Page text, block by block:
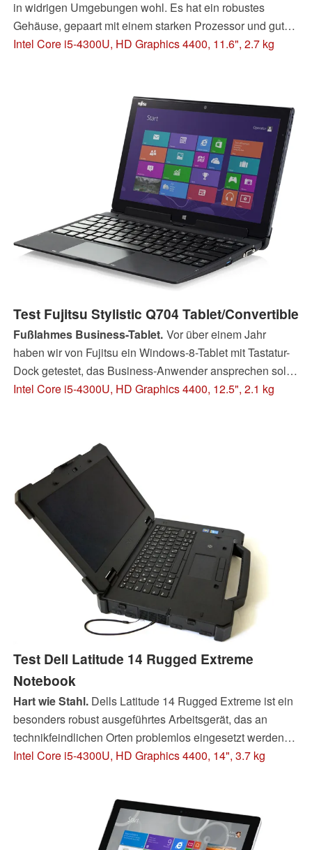
in widrigen Umgebungen wohl. Es hat ein robustes
Gehäuse, gepaart mit einem starken Prozessor und guten
Eingabegeräten zu bieten. Dafür verlangt Dell allerdings
Intel Core i5-4300U, HD Graphics 4400, 11.6", 2.7 kg
Test Fujitsu Stylistic Q704 Tablet/Convertible
Fußlahmes Business-Tablet. Vor über einem Jahr
haben wir von Fujitsu ein Windows-8-Tablet mit Tastatur-
Dock getestet, das Business-Anwender ansprechen soll.
Der Nachfolger bringt einige Änderungen mit sich. Jedoch
Intel Core i5-4300U, HD Graphics 4400, 12.5", 2.1 kg
Test Dell Latitude 14 Rugged Extreme
Notebook
Hart wie Stahl.Dells Latitude 14 Rugged Extreme ist ein
besonders robust ausgeführtes Arbeitsgerät, das an
technikfeindlichen Orten problemlos eingesetzt werden
kann. Neben der soliden Verpackung verfügt es über
kann, haben wir ausführlich getestet.
Intel Core i5-4300U, HD Graphics 4400, 14", 3.7 kg